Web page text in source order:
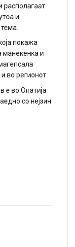
располагаат
и
покажа
манекенка и
во регионот.
е во Опатија
со нејзин